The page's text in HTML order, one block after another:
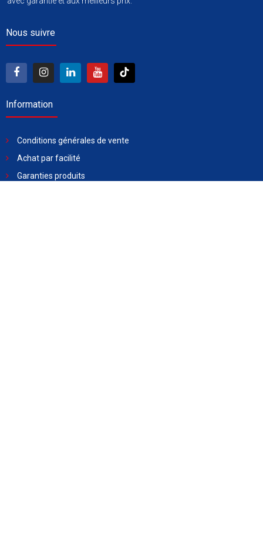
Nous suivre
Information
Conditions générales de vente
Achat par facilité
Garanties produits